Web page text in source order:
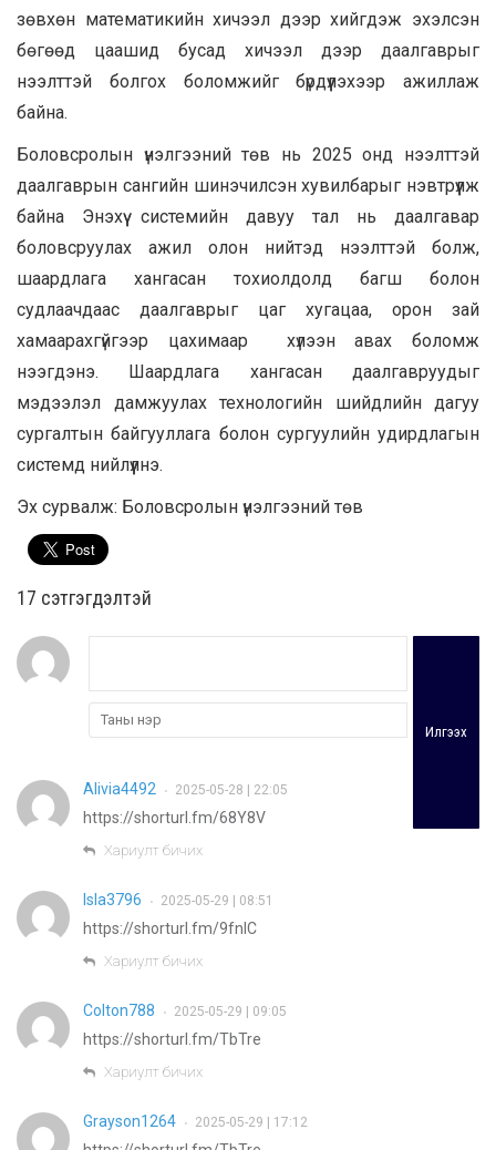
зөвхөн математикийн хичээл дээр хийгдэж эхэлсэн
бөгөөд цаашид бусад хичээл дээр даалгаврыг
нээлттэй болгох боломжийг бүрдүүлэхээр ажиллаж
байна.
Боловсролын үнэлгээний төв нь 2025 онд нээлттэй
даалгаврын сангийн шинэчилсэн хувилбарыг нэвтрүүлж
байна Энэхүү системийн давуу тал нь даалгавар
боловсруулах ажил олон нийтэд нээлттэй болж,
шаардлага хангасан тохиолдолд багш болон
судлаачдаас даалгаврыг цаг хугацаа, орон зай
хамаарахгүйгээр цахимаар хүлээн авах боломж
нээгдэнэ. Шаардлага хангасан даалгавруудыг
мэдээлэл дамжуулах технологийн шийдлийн дагуу
сургалтын байгууллага болон сургуулийн удирдлагын
системд нийлүүлнэ.
Эх сурвалж: Боловсролын үнэлгээний төв
17 cэтгэгдэлтэй
Илгээх
Alivia4492 • 2025-05-28 | 22:05
https://shorturl.fm/68Y8V
Хариулт бичих
Isla3796 • 2025-05-29 | 08:51
https://shorturl.fm/9fnIC
Хариулт бичих
Colton788 • 2025-05-29 | 09:05
https://shorturl.fm/TbTre
Хариулт бичих
Grayson1264 • 2025-05-29 | 17:12